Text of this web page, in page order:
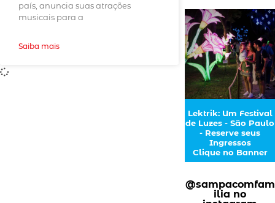
país, anuncia suas atrações
musicais para a
Saiba mais
Lektrik: Um Festival
de Luzes - São Paulo
- Reserve seus
Ingressos
Clique no Banner
@sampacomfam
ilia no